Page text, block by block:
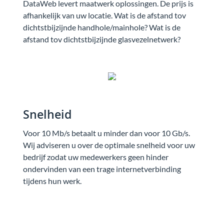
DataWeb levert maatwerk oplossingen. De prijs is
afhankelijk van uw locatie. Wat is de afstand tov
dichtstbijzijnde handhole/mainhole? Wat is de
afstand tov dichtstbijzijnde glasvezelnetwerk?
Snelheid
Voor 10 Mb/s betaalt u minder dan voor 10 Gb/s.
Wij adviseren u over de optimale snelheid voor uw
bedrijf zodat uw medewerkers geen hinder
ondervinden van een trage internetverbinding
tijdens hun werk.